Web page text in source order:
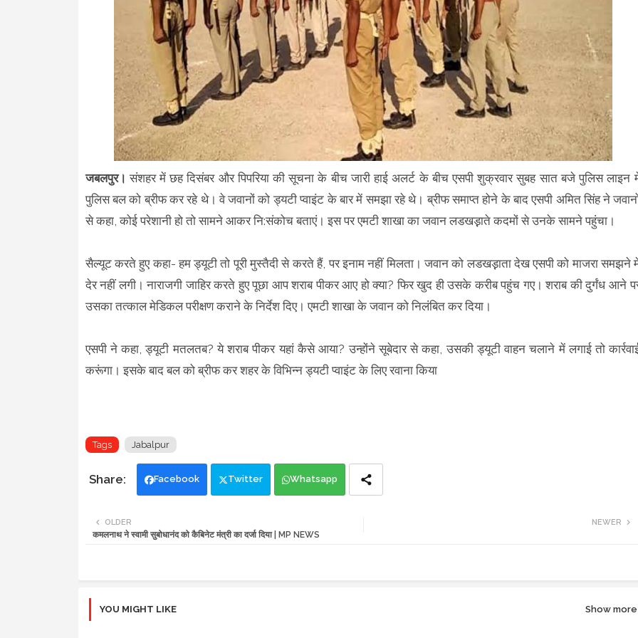
जबलपुर।संशहर में छह दिसंबर और पिपरिया की सूचना के बीच जारी हाई अलर्ट के बीच एसपी शुक्रवार सुबह सात बजे पुलिस लाइन
पुलिस बल को ब्रीफ कर रहे थे। वे जवानों को ड्यटी प्वाइंट के बार में समझा रहे थे। ब्रीफ समाप्त होने के बाद एसपी अमित सिंह ने
से कहा, कोई परेशानी हो तो सामने आकर नि:संकोच बताएं। इस पर एमटी शाखा का जवान लडखड़़ाते कदमों से उनके सामने पहुंचा।
सैल्यूट करते हुए कहा- हम ड्यूटी तो पूरी मुस्तैदी से करते हैं, पर इनाम नहीं मिलता। जवान को लडखड़़ाता देख एसपी को माजरा समझने
देर नहीं लगी। नाराजगी जाहिर करते हुए पूछा आप शराब पीकर आए हो क्या? फिर खुद ही उसके करीब पहुंच गए। शराब की दुर्गंध आने
उसका तत्काल मेडिकल परीक्षण कराने के निर्देश दिए। एमटी शाखा के जवान को निलंबित कर दिया।
एसपी ने कहा, ड्यूटी मतलतब? ये शराब पीकर यहां कैसे आया? उन्होंने सूबेदार से कहा, उसकी ड्यूटी वाहन चलाने में लगाई तो
करूंगा। इसके बाद बल को ब्रीफ कर शहर के विभिन्न ड्यटी प्वाइंट के लिए रवाना किया
Tags Jabalpur
Facebook Twitter Whatsapp
NEWER
OLDER
कमलनाथ ने स्वामी सुबोधानंद को कैबिनेट मंत्री का दर्जा दिया | MP NEWS
YOU MIGHT LIKE Show more